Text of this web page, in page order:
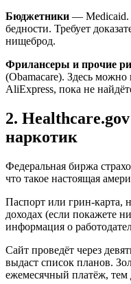
Бюджетники — Medicaid.
бедности. Требует
нищеброд.
Фрилансеры и прочие
(Obamacare). Здесь можно
AliExpress, пока не
2.
наркотик
Федеральная биржа
что такое настоящая
Паспорт или грин-карта,
доходах (если покажете
информация о
Сайт проведёт через
выдаст список планов.
ежемесячный платёж, тем